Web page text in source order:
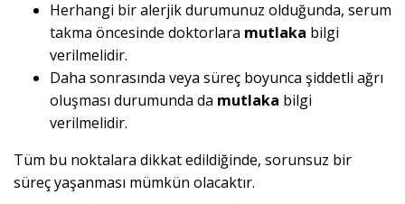
Herhangi bir alerjik durumunuz olduğunda, serum
takma öncesinde doktorlara mutlaka bilgi
verilmelidir.
Daha sonrasında veya süreç boyunca şiddetli ağrı
oluşması durumunda da mutlaka bilgi
verilmelidir.
Tüm bu noktalara dikkat edildiğinde, sorunsuz bir
süreç yaşanması mümkün olacaktır.